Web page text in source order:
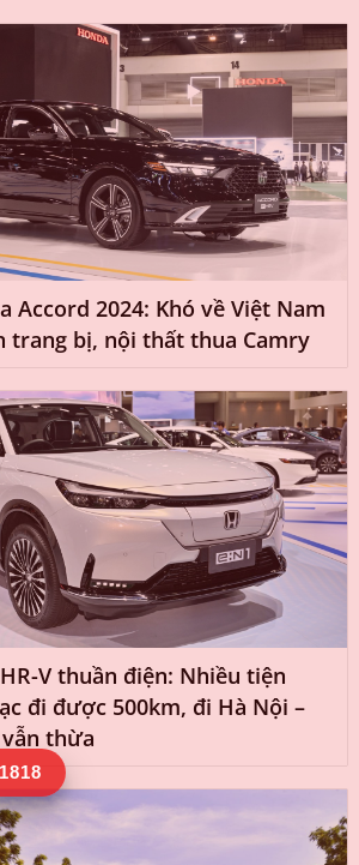
Accord 2024: Khó về Việt Nam
trang bị, nội thất thua Camry
V thuần điện: Nhiều tiện
đi được 500km, đi Hà Nội –
thừa